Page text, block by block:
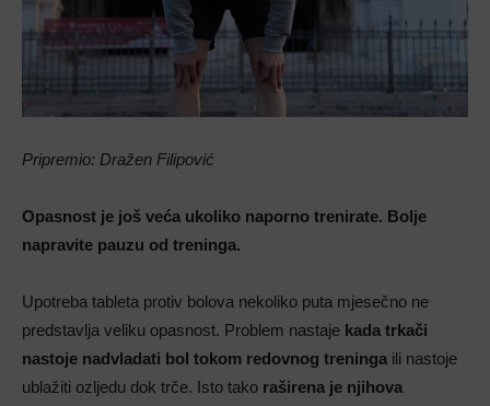
Pripremio: Dražen Filipović
Opasnost je još veća ukoliko naporno trenirate. Bolje
napravite pauzu od treninga.
Upotreba tableta protiv bolova nekoliko puta mjesečno ne
predstavlja veliku opasnost. Problem nastaje kada trkači
nastoje nadvladati bol tokom redovnog treninga ili nastoje
ublažiti ozljedu dok trče. Isto tako raširena je njihova